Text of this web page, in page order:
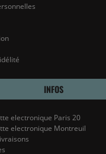
INFOS
electronique Paris 20
electronique Montreuil